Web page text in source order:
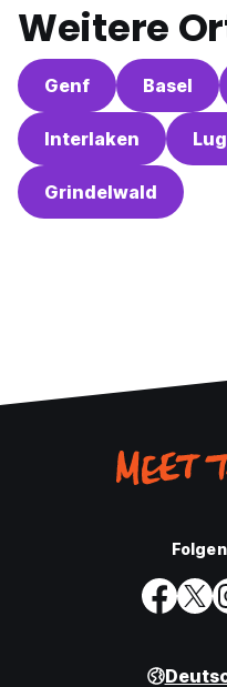
Weitere
Genf Basel
Interlaken
Grindelwald